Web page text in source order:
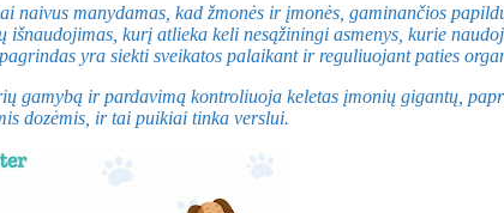
naivus manydamas, kad žmonės ir įmonės, gaminančios
kurį atlieka keli nesąžiningi asmenys, kurie
yra siekti sveikatos palaikant ir reguliuojant paties
gamybą ir pardavimą kontroliuoja keletas įmonių gigantų,
dozėmis, ir tai puikiai tinka verslui.